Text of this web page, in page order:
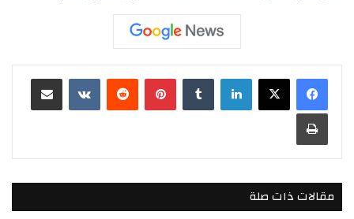
لينكدإن بينتيريست مشاركة عبر البريد
طباعة
مقالات ذات صلة